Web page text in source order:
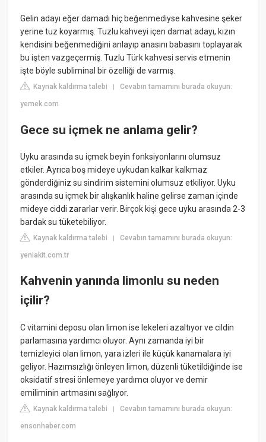
Gelin adayı eğer damadı hiç beğenmediyse kahvesine şeker
yerine tuz koyarmış. Tuzlu kahveyi içen damat adayı, kızın
kendisini beğenmediğini anlayıp anasını babasını toplayarak
bu işten vazgeçermiş. Tuzlu Türk kahvesi servis etmenin
işte böyle subliminal bir özelliği de varmış.
Kaynak kaldırma talebi |Cevabın tamamını burada okuyun:
yemek.com
Gece su içmek ne anlama gelir?
Uyku arasında su içmek beyin fonksiyonlarını olumsuz
etkiler. Ayrıca boş mideye uykudan kalkar kalkmaz
gönderdiğiniz su sindirim sistemini olumsuz etkiliyor. Uyku
arasında su içmek bir alışkanlık haline gelirse zaman içinde
mideye ciddi zararlar verir. Birçok kişi gece uyku arasında 2-3
bardak su tüketebiliyor.
Kaynak kaldırma talebi |Cevabın tamamını burada okuyun:
yeniakit.com.tr
Kahvenin yanında limonlu su neden
içilir?
C vitamini deposu olan limon ise lekeleri azaltıyor ve cildin
parlamasına yardımcı oluyor. Aynı zamanda iyi bir
temizleyici olan limon, yara izleri ile küçük kanamalara iyi
geliyor. Hazımsızlığı önleyen limon, düzenli tüketildiğinde ise
oksidatif stresi önlemeye yardımcı oluyor ve demir
emiliminin artmasını sağlıyor.
Kaynak kaldırma talebi |Cevabın tamamını burada okuyun:
ensonhaber.com